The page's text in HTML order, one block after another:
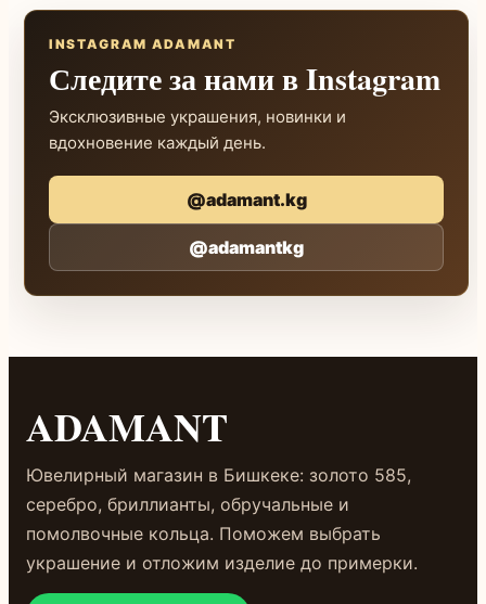
INSTAGRAM ADAMANT
Следите за нами в Instagram
Эксклюзивные украшения, новинки и
вдохновение каждый день.
@adamant.kg
@adamantkg
ADAMANT
Ювелирный магазин в Бишкеке: золото 585,
серебро, бриллианты, обручальные и
помолвочные кольца. Поможем выбрать
украшение и отложим изделие до примерки.